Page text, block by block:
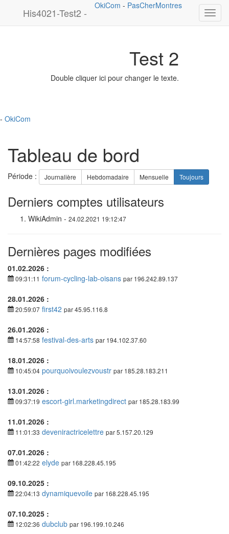
His4021-Test2 -
OkiCom - PasCherMontres
Test 2
Double cliquer ici pour changer le texte.
- OkiCom
Tableau de bord
Période : Journalière Hebdomadaire Mensuelle Toujours
Derniers comptes utilisateurs
WikiAdmin - 24.02.2021 19:12:47
Dernières pages modifiées
01.02.2026 :
09:31:11 forum-cycling-lab-oisans par 196.242.89.137
28.01.2026 :
20:59:07 first42 par 45.95.116.8
26.01.2026 :
14:57:58 festival-des-arts par 194.102.37.60
18.01.2026 :
10:45:04 pourquoivoulezvoustr par 185.28.183.211
13.01.2026 :
09:37:19 escort-girl.marketingdirect par 185.28.183.99
11.01.2026 :
11:01:33 deveniractricelettre par 5.157.20.129
07.01.2026 :
01:42:22 elyde par 168.228.45.195
09.10.2025 :
22:04:13 dynamiquevoile par 168.228.45.195
07.10.2025 :
12:02:36 dubclub par 196.199.10.246